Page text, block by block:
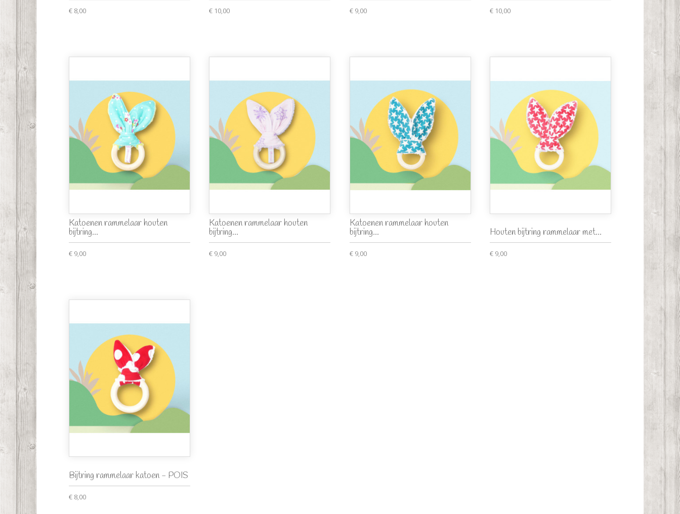
€ 8,00 € 10,00 € 9,00 € 10,00
Katoenen rammelaar houten
bijtring...
€ 9,00
Katoenen rammelaar houten
bijtring...
€ 9,00
Katoenen rammelaar houten
bijtring...
€ 9,00
Houten bijtring rammelaar met...
€ 9,00
Bijtring rammelaar katoen - POIS
€ 8,00